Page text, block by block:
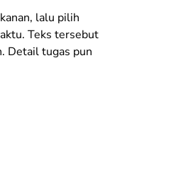
lalu pilih
Teks tersebut
Detail tugas pun